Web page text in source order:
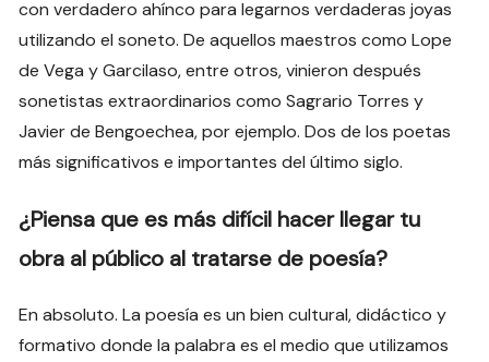
con verdadero ahínco para legarnos verdaderas joyas
utilizando el soneto. De aquellos maestros como Lope
de Vega y Garcilaso, entre otros, vinieron después
sonetistas extraordinarios como Sagrario Torres y
Javier de Bengoechea, por ejemplo. Dos de los poetas
más significativos e importantes del último siglo.
¿Piensa que es más difícil hacer llegar tu
obra al público al tratarse de poesía?
En absoluto. La poesía es un bien cultural, didáctico y
formativo donde la palabra es el medio que utilizamos